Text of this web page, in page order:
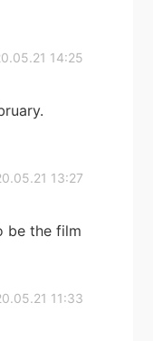
14:25
13:27
be the film
11:33